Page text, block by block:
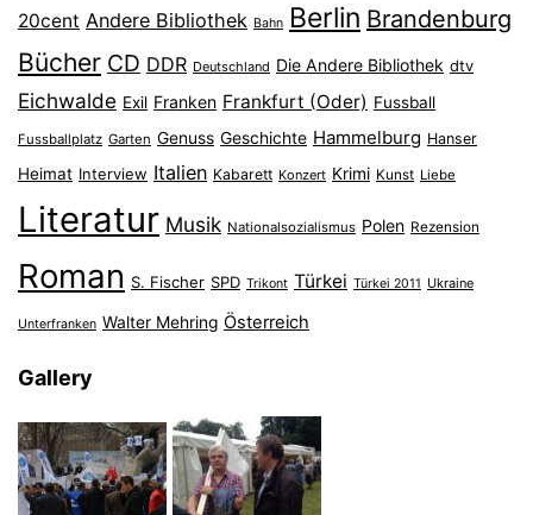
20cent Andere Bibliothek Bahn Berlin Brandenburg
Bücher CD DDR Deutschland Die Andere Bibliothek dtv
Eichwalde Exil Franken Frankfurt (Oder) Fussball
Fussballplatz Garten Genuss Geschichte Hammelburg Hanser
Heimat Interview Italien Kabarett Konzert Krimi Kunst Liebe
Literatur Musik Nationalsozialismus Polen Rezension
Roman S. Fischer SPD Trikont Türkei Türkei 2011 Ukraine
Unterfranken Walter Mehring Österreich
Gallery